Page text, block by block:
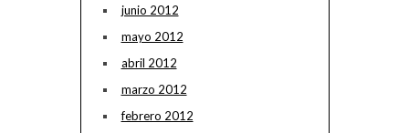
junio 2012
mayo 2012
abril 2012
marzo 2012
febrero 2012